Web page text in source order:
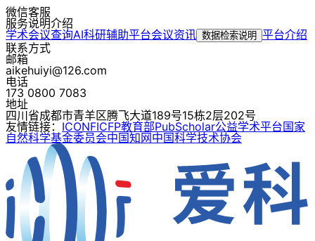
微信客服
服务说明介绍
学术会议查询AI科研辅助平台会议资讯 数据检索说明 平台介绍
联系方式
邮箱
aikehuiyi@126.com
电话
173 0800 7083
地址
四川省成都市青羊区腾飞大道189号15栋2层202号
友情链接： ICONFICFP教育部PubScholar公益学术平台国家
自然科学基金委员会中国知网中国科学技术协会